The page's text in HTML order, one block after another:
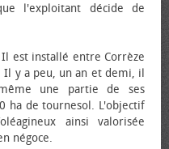
l'exploitant décide de
est installé entre Corrèze
y a peu, un an et demi, il
une partie de ses
ha de tournesol. L'objectif
ainsi valorisée
négoce.